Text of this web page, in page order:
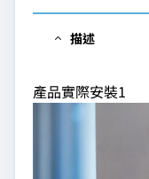
描述
產品實際安裝1